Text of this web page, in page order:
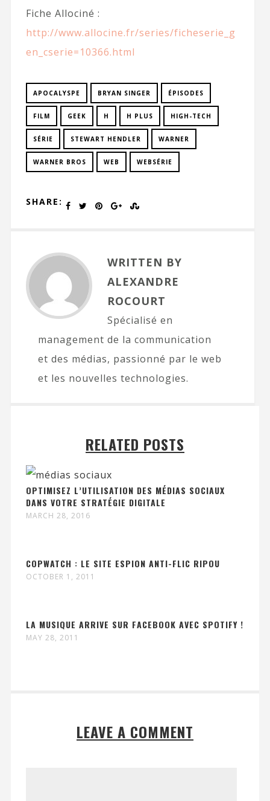
Fiche Allociné :
http://www.allocine.fr/series/ficheserie_g
en_cserie=10366.html
APOCALYSPE BRYAN SINGER ÉPISODES
FILM GEEK H H PLUS HIGH-TECH
SÉRIE STEWART HENDLER WARNER
WARNER BROS WEB WEBSÉRIE
SHARE:
WRITTEN BY
ALEXANDRE
ROCOURT
Spécialisé en
management de la communication
et des médias, passionné par le web
et les nouvelles technologies.
RELATED POSTS
OPTIMISEZ L’UTILISATION DES MÉDIAS SOCIAUX
DANS VOTRE STRATÉGIE DIGITALE
MARCH 28, 2016
COPWATCH : LE SITE ESPION ANTI-FLIC RIPOU
OCTOBER 1, 2011
LA MUSIQUE ARRIVE SUR FACEBOOK AVEC SPOTIFY !
MAY 28, 2011
LEAVE A COMMENT